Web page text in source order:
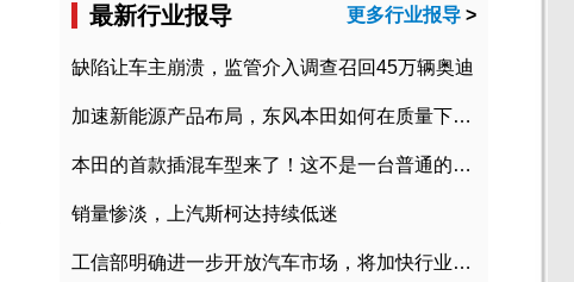
最新行业报导 更多行业报导 >
缺陷让车主崩溃，监管介入调查召回45万辆奥迪
加速新能源产品布局，东风本田如何在质量下转型？
本田的首款插混车型来了！这不是一台普通的CR-V
销量惨淡，上汽斯柯达持续低迷
工信部明确进一步开放汽车市场，将加快行业兼并重组